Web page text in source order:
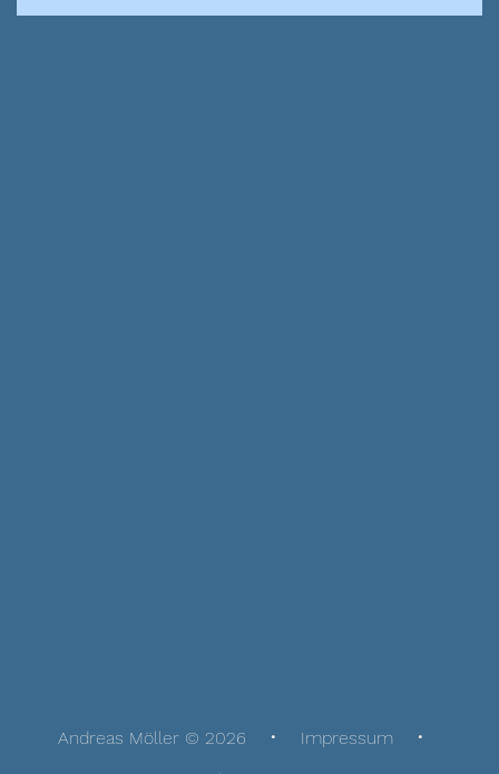
Andreas Möller © 2026
Impressum